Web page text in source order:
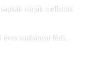
várják mellettük
éves tatabányai férfi.